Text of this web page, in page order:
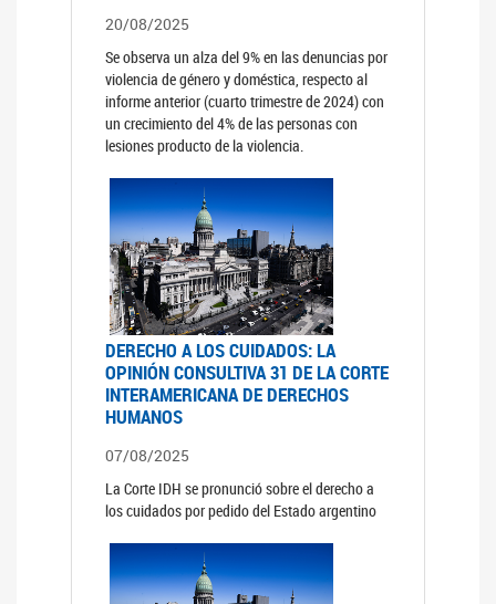
20/08/2025
Se observa un alza del 9% en las denuncias por
violencia de género y doméstica, respecto al
informe anterior (cuarto trimestre de 2024) con
un crecimiento del 4% de las personas con
lesiones producto de la violencia.
DERECHO A LOS CUIDADOS: LA
OPINIÓN CONSULTIVA 31 DE LA CORTE
INTERAMERICANA DE DERECHOS
HUMANOS
07/08/2025
La Corte IDH se pronunció sobre el derecho a
los cuidados por pedido del Estado argentino